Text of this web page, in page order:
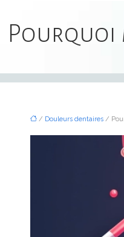
Pourquoi
/ Douleurs dentaires /